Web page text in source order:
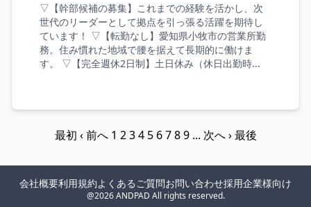
▽【幹部候補の募集】これまでの経験を活かし、次
世代のリーダーとして拠点を引っ張る活躍を期待し
ています！ ▽【転勤なし】愛知県小牧市の営業所勤
務。住み慣れた地域で腰を据えて長期的に働けま
す。 ▽【完全週休2日制】土日休み（休日出勤時...
最初 ‹ 前へ 1 2 3 4 5 6 7 8 9 ... 次へ › 最後
@2026 ANDPAD All rights reserved.
会社概要利用規約よくあるご質問お問い合わせ採用企業様向け